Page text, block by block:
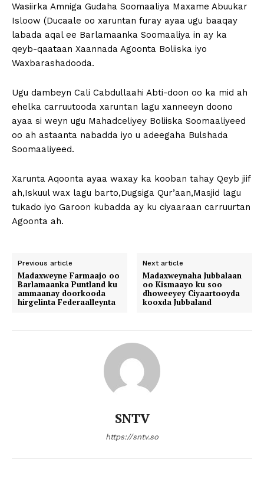
Wasiirka Amniga Gudaha Soomaaliya Maxame Abuukar
Isloow (Ducaale oo xaruntan furay ayaa ugu baaqay
labada aqal ee Barlamaanka Soomaaliya in ay ka
qeyb-qaataan Xaannada Agoonta Boliiska iyo
Waxbarashadooda.
Ugu dambeyn Cali Cabdullaahi Abti-doon oo ka mid ah
ehelka carruutooda xaruntan lagu xanneeyn doono
ayaa si weyn ugu Mahadceliyey Boliiska Soomaaliyeed
oo ah astaanta nabadda iyo u adeegaha Bulshada
Soomaaliyeed.
Xarunta Aqoonta ayaa waxay ka kooban tahay Qeyb jiif
ah,Iskuul wax lagu barto,Dugsiga Qur’aan,Masjid lagu
tukado iyo Garoon kubadda ay ku ciyaaraan carruurtan
Agoonta ah.
Previous article
Madaxweyne Farmaajo oo
Barlamaanka Puntland ku
ammaanay doorkooda
hirgelinta Federaalleynta
Next article
Madaxweynaha Jubbalaan
oo Kismaayo ku soo
dhoweeyey Ciyaartooyda
kooxda Jubbaland
SNTV
https://sntv.so